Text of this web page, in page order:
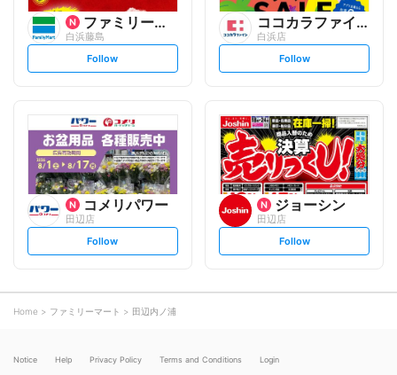
ファミリーマート
白浜藤島
s
l
o
w
Follow
ココカラファイン
白浜店
s
l
o
w
Follow
コメリパワー
田辺店
s
l
o
Follow
ジョーシン
田辺店
s
l
Follow
Home ファミリーマート 田辺内ノ浦
Notice Help Privacy Policy Terms and Conditions Login